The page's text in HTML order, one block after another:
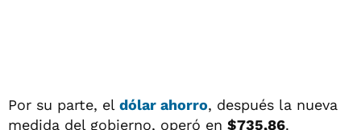
Por su parte, el dólar ahorro, después la nueva
medida del gobierno, operó en $735,86.